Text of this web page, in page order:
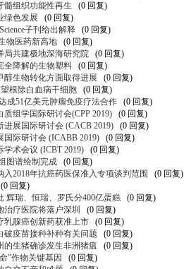
髓组织功能性再生
(0 回复)
绿色发展
(0 回复)
子刊给出解释
(0 回复)
物医药新高地
(0 回复)
局共建极地深海研究院
(0 回复)
全降解的生物塑料
(0 回复)
醇生物转化方面取得进展
(0 回复)
根除白血病干细胞
(0 回复)
成51亿美元肿瘤免疫疗法合作
(0 回复)
组学国际研讨会(CPP 2019)
(0 回复)
展国际研讨会 (CACB 2019)
(0 回复)
国际研讨会 (ICABB 2019)
(0 回复)
术会议 (ICBT 2019)
(0 回复)
图谱绘制完成
(0 回复)
入2018年抗癌药医保准入专项谈判范围
(0 回复)
(0 回复)
辉瑞、恒瑞、罗氏分400亿蛋糕
(0 回复)
治疗医院将落户深圳
(0 回复)
乳腺癌创新药获准上市
(0 回复)
破疫苗接种补种有关问题
(0 回复)
的生猪确诊发生非洲猪瘟
(0 回复)
”作物关键基因
(0 回复)